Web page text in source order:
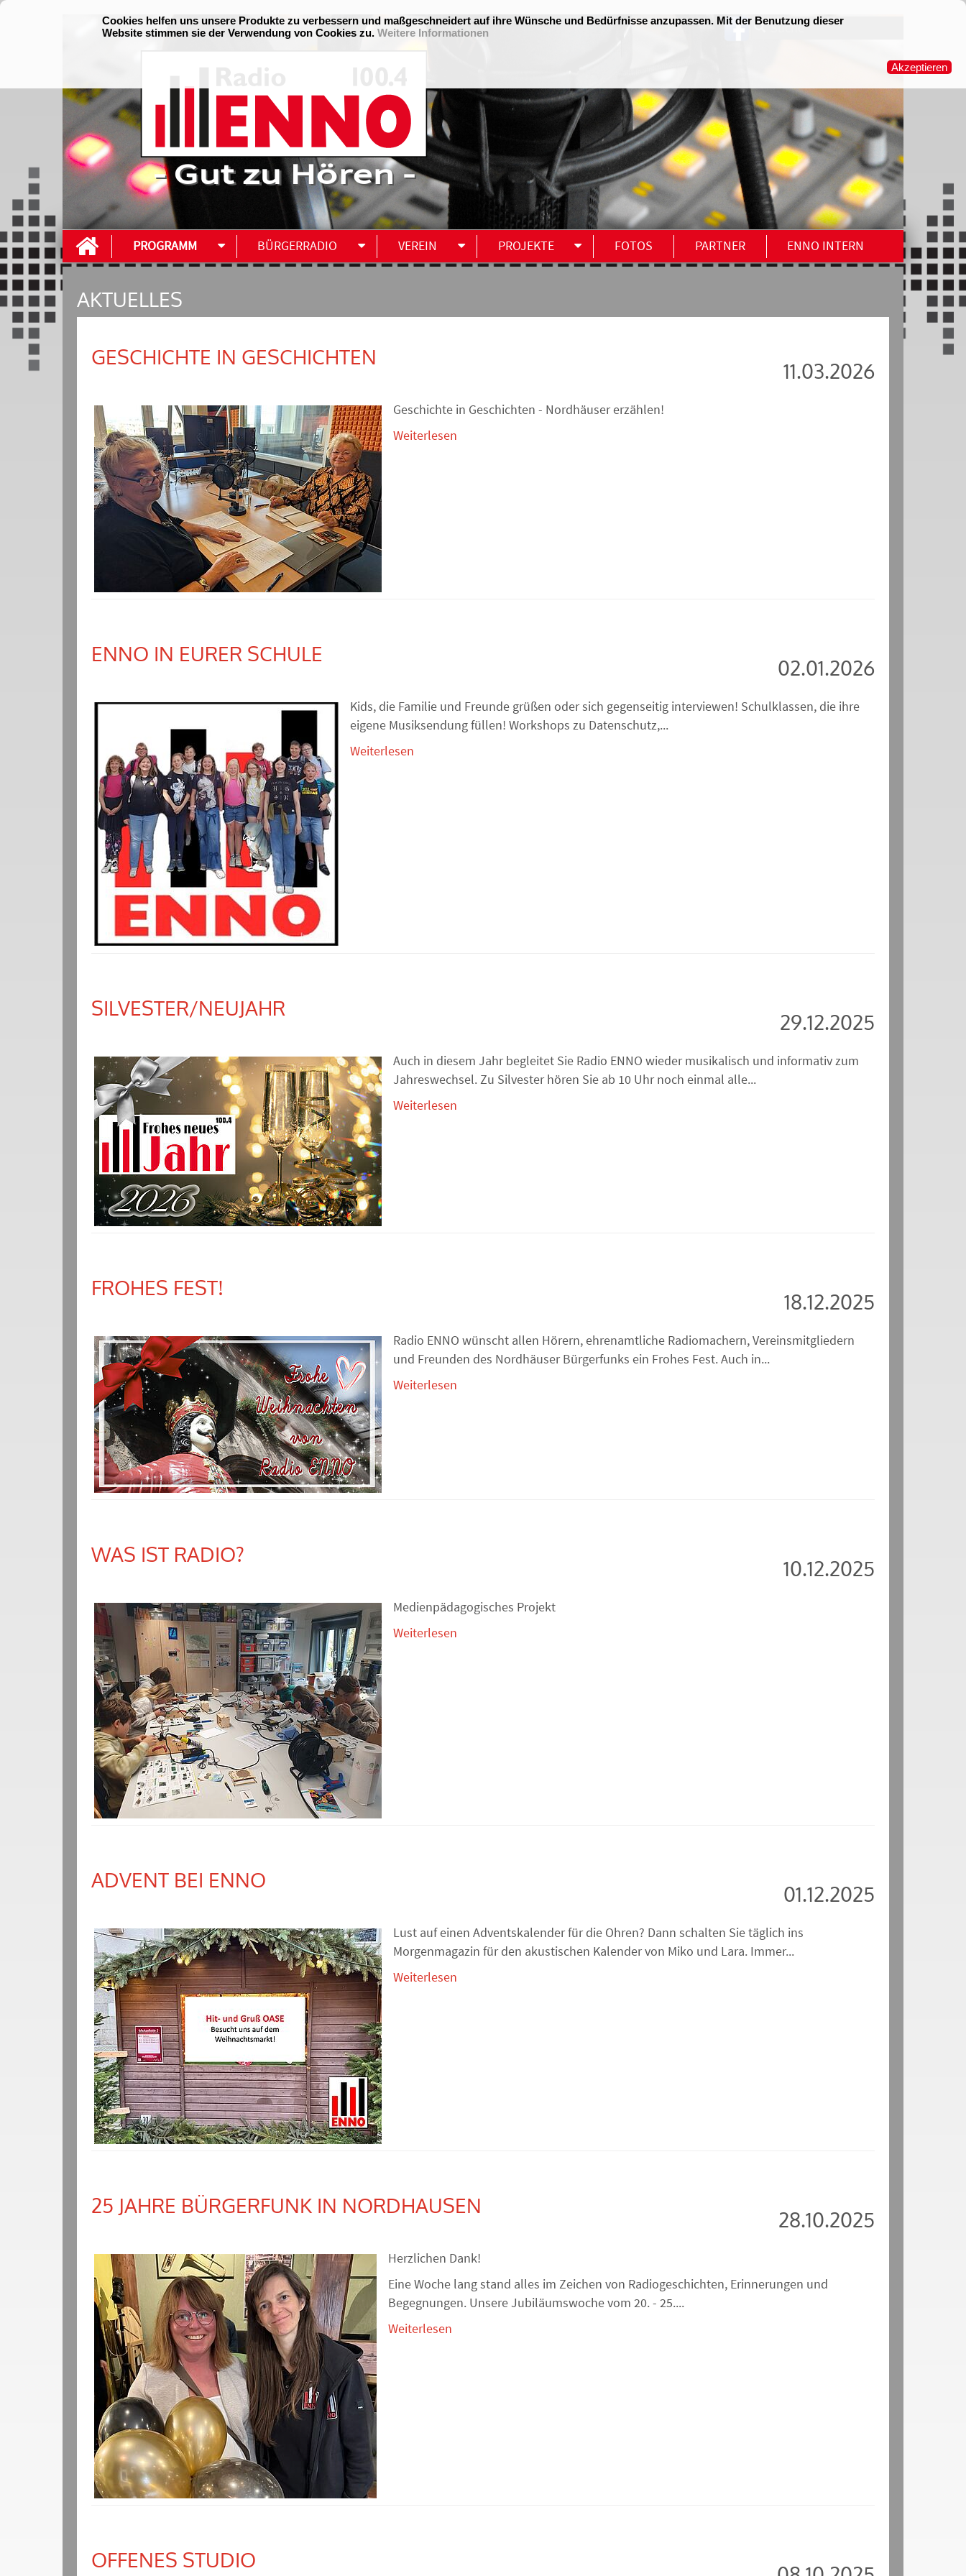
- Gut zu Hören -
PROGRAMM BÜRGERRADIO VEREIN PROJEKTE FOTOS PARTNER ENNO INTERN
AKTUELLES
GESCHICHTE IN GESCHICHTEN
11.03.2026
Geschichte in Geschichten - Nordhäuser erzählen!
Weiterlesen
ENNO IN EURER SCHULE
02.01.2026
Kids, die Familie und Freunde grüßen oder sich gegenseitig interviewen! Schulklassen, die ihre
eigene Musiksendung füllen! Workshops zu Datenschutz,...
Weiterlesen
SILVESTER/NEUJAHR
29.12.2025
Auch in diesem Jahr begleitet Sie Radio ENNO wieder musikalisch und informativ zum
Jahreswechsel. Zu Silvester hören Sie ab 10 Uhr noch einmal alle...
Weiterlesen
FROHES FEST!
18.12.2025
Radio ENNO wünscht allen Hörern, ehrenamtliche Radiomachern, Vereinsmitgliedern
und Freunden des Nordhäuser Bürgerfunks ein Frohes Fest. Auch in...
Weiterlesen
WAS IST RADIO?
10.12.2025
Medienpädagogisches Projekt
Weiterlesen
ADVENT BEI ENNO
01.12.2025
Lust auf einen Adventskalender für die Ohren? Dann schalten Sie täglich ins
Morgenmagazin für den akustischen Kalender von Miko und Lara. Immer...
Weiterlesen
25 JAHRE BÜRGERFUNK IN NORDHAUSEN
28.10.2025
Herzlichen Dank!
Eine Woche lang stand alles im Zeichen von Radiogeschichten, Erinnerungen und
Begegnungen. Unsere Jubiläumswoche vom 20. - 25....
Weiterlesen
OFFENES STUDIO